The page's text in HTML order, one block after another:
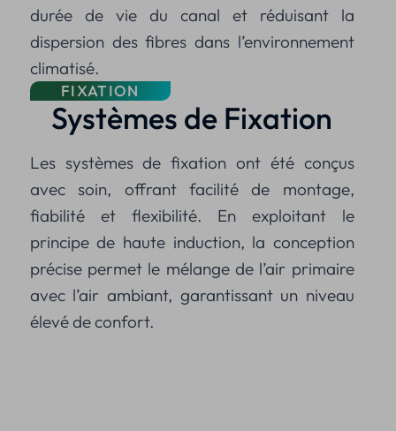
durée de vie du canal et réduisant la
dispersion des fibres dans l’environnement
climatisé.
FIXATION
Systèmes de Fixation
Les systèmes de fixation ont été conçus
avec soin, offrant facilité de montage,
fiabilité et flexibilité. En exploitant le
principe de haute induction, la conception
précise permet le mélange de l’air primaire
avec l’air ambiant, garantissant un niveau
élevé de confort.